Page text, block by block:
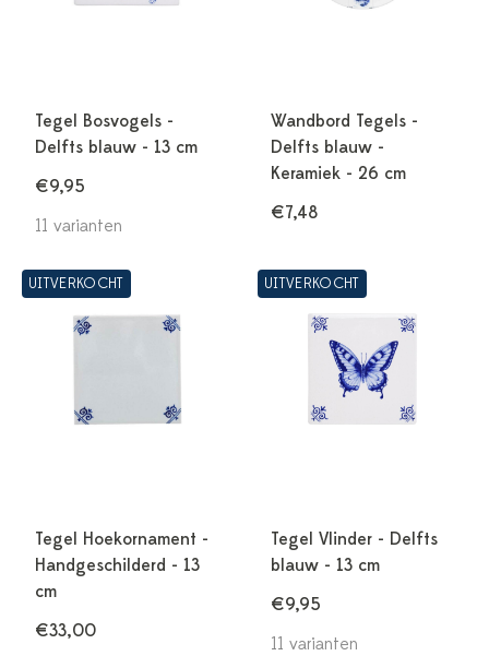
Tegel Bosvogels -
Delfts blauw - 13 cm
€9,95
11 varianten
Wandbord Tegels -
Delfts blauw -
Keramiek - 26 cm
€7,48
UITVERKOCHT
Tegel Hoekornament -
Handgeschilderd - 13
cm
€33,00
UITVERKOCHT
Tegel Vlinder - Delfts
blauw - 13 cm
€9,95
11 varianten